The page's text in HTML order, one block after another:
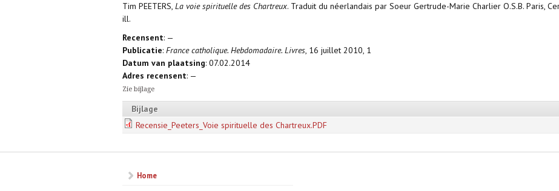
Tim PEETERS, La voie spirituelle des Chartreux. Traduit du néerlandais par Soeur Gertrude-Marie Charlier O.S.B. Paris,
ill.
Recensent: —
Publicatie: France catholique. Hebdomadaire. Livres, 16 juillet 2010, 1
Datum van plaatsing: 07.02.2014
Adres recensent: —
Zie bijlage
Bijlage
Recensie_Peeters_Voie spirituelle des Chartreux.PDF
Home